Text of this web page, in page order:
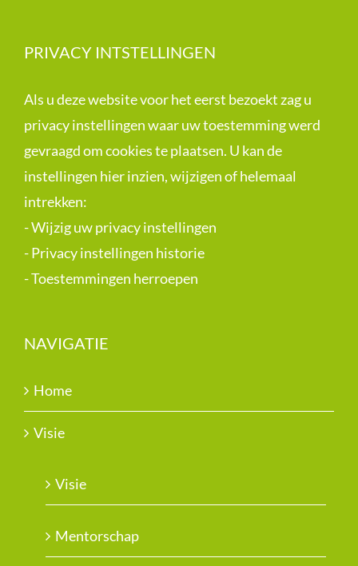
PRIVACY INTSTELLINGEN
Als u deze website voor het eerst bezoekt zag u
privacy instellingen waar uw toestemming werd
gevraagd om cookies te plaatsen. U kan de
instellingen hier inzien, wijzigen of helemaal
intrekken:
-Wijzig uw privacy instellingen
-Privacy instellingen historie
-Toestemmingen herroepen
NAVIGATIE
Home
Visie
Visie
Mentorschap